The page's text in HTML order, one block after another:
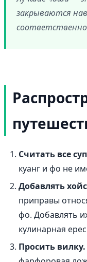
закрываются
Считать все
куанг и фо не
Добавлять
приправы
фо. Добавлять
кулинарная
Просить вилку.